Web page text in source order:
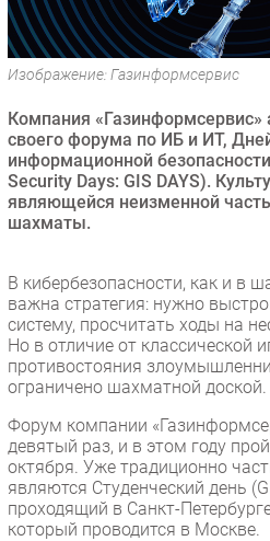
Безопасность
Инновации
Гаджеты
Здоровье
РАЗДЕЛЫ
Аналитика
Интервью
Мероприятия
Проекты
Тестовый стенд
Каталог компаний
Изображение: Газинформсервис
Компания «Газинформсервис»
своего форума по ИБ и ИТ,
информационной
Security Days: GIS DAYS).
являющейся неизменной
шахматы.
В кибербезопасности, как и в
важна стратегия: нужно
систему, просчитать ходы на
Но в отличие от классической
противостояния
ограничено шахматной доской.
Форум компании
девятый раз, и в этом году
октября. Уже традиционно
являются Студенческий день
проходящий в Санкт-
который проводится в Москве.